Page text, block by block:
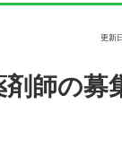
更新
師の募